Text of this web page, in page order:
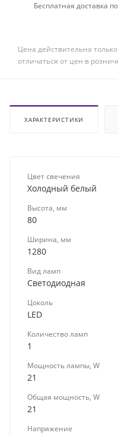
Бесплатная доставка
Цена действительна
отличаться от цен в
ХАРАКТЕРИСТИКИ
Цвет свечения
Холодный белый
Высота, мм
80
Ширина, мм
1280
Вид ламп
Светодиодная
Цоколь
LED
Количество ламп
1
Мощность лампы, W
21
Общая мощность, W
21
Напряжение